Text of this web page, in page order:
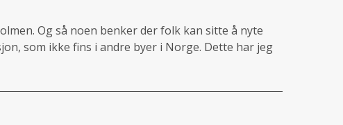
Og så noen benker der folk kan sitte å nyte
som ikke fins i andre byer i Norge. Dette har jeg